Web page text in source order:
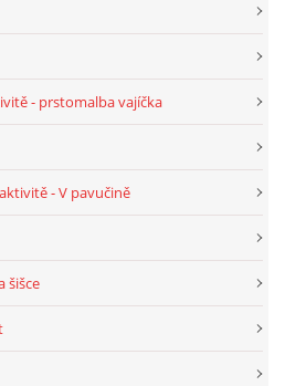
- prstomalba vajíčka
- V pavučině
šišce